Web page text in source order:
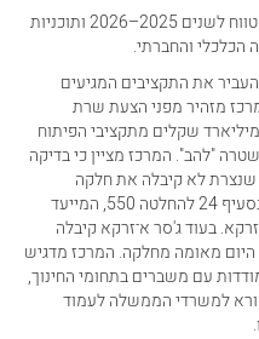
מטרת המפגש היא לגבש תוכניות קצרות טווח לשנים 2025–2026 ותוכניות
הכלכלי והחברתי.
את התקציבים המגיעים
החלטת ממשלה 550. המרכז מזהיר מפני הצעת שרת
"השוויון האזרחי" מאי גולן להעביר כ־2.5 מיליארד שקלים מתקציבי הפיתוח
"להב". המרכז מציין כי בדיקה
לא קיבלה את חלקה
מתקציבי הפיתוח, למרות הניסוח הברור בסעיף 24 להחלטה 550, המייעד
בעוד ג'סר א־זרקא קיבלה
עד היום מאומה מחלקה. המרכז מדגיש
עם משברים בתחומי החינוך,
למשרדי הממשלה לעמוד